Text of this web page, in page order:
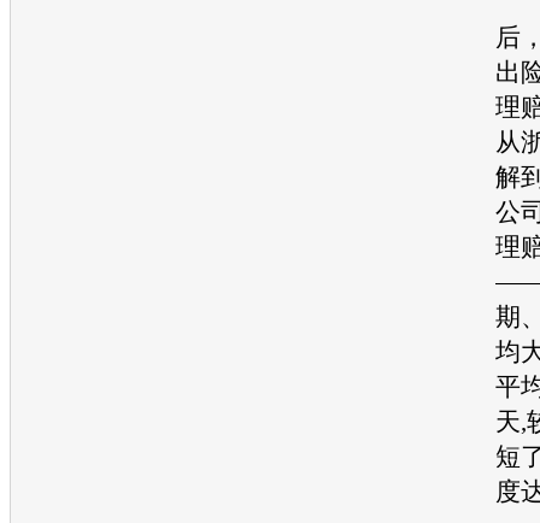
后
出
理
从
解
公
理
——
期
均
平
天,
短
度